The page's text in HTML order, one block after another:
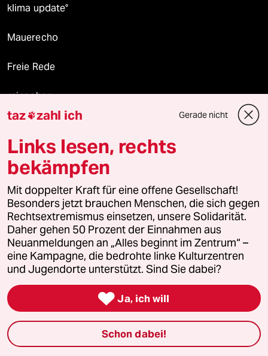
klima update°
Mauerecho
Freie Rede
reingehen
Newsletter
team zukunft
taz frisch
taz zahl ich
taz lab Infobrief
Veranstaltungen
taz zahl ich Gerade nicht
Links lesen, rechts
bekämpfen
Mit doppelter Kraft für eine offene Gesellschaft!
Besonders jetzt brauchen Menschen, die sich gegen
Rechtsextremismus einsetzen, unsere Solidarität.
Daher gehen 50 Prozent der Einnahmen aus
Neuanmeldungen an „Alles beginnt im Zentrum“ –
eine Kampagne, die bedrohte linke Kulturzentren
und Jugendorte unterstützt. Sind Sie dabei?
 Ja, ich will
Schon dabei!